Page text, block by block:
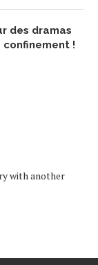
des dramas
!
with another